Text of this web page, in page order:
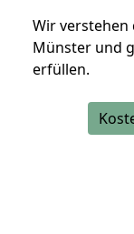
Wir verstehen
Münster und
erfüllen.